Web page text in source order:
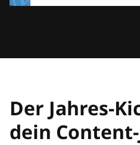
Powered by
Der Jahres-
dein